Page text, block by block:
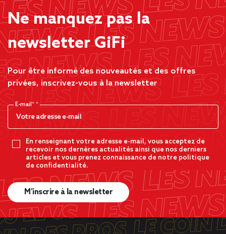
Ne manquez pas la
newsletter GiFi
Pour être informé des nouveautés et des offres
privées, inscrivez-vous à la newsletter
E-mail*
En renseignant votre adresse e-mail, vous acceptez de
recevoir nos dernères actualités ainsi que nos derniers
articles et vous prenez connaissance de notre politique
de confidentialité.
M’inscrire à la newsletter